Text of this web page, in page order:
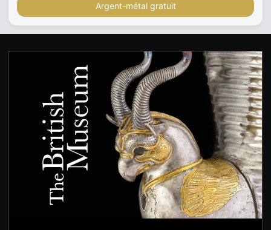
Argent-métal gratuit